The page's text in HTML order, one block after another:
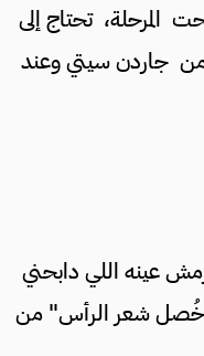
المرحلة، تحتاج إلى
من جاردن سيتي وعند
عينه اللي دابحني
شعر الرأس" من